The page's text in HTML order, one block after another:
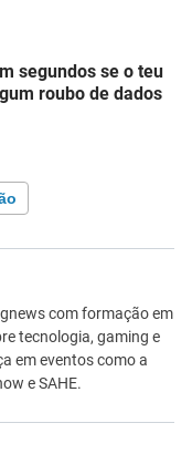
segundos se o teu
roubo de dados
procuro
com formação em
tecnologia, gaming e
em eventos como a
e SAHE.